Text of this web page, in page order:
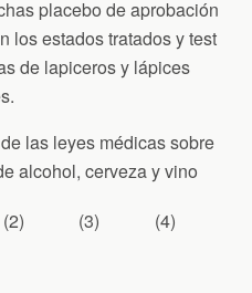
placebo de aprobación
los estados tratados y test
de lapiceros y lápices
las leyes médicas sobre
alcohol, cerveza y vino
(2) (3)
(4)